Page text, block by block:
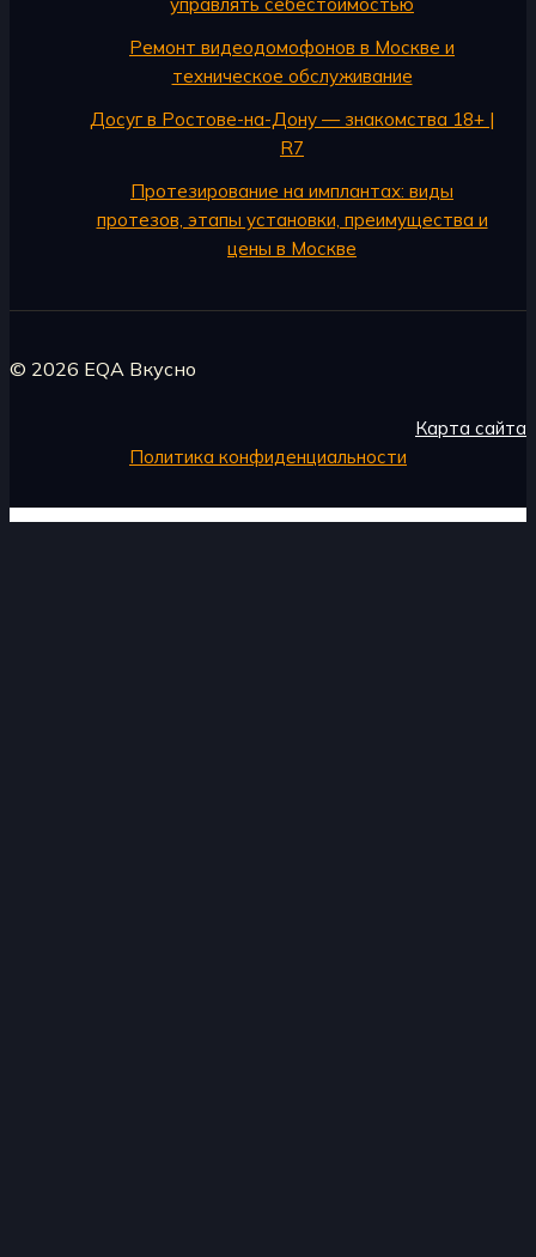
Ремонт видеодомофонов в Москве и
техническое обслуживание
Досуг в Ростове-на-Дону — знакомства 18+ |
R7
Протезирование на имплантах: виды
протезов, этапы установки, преимущества и
цены в Москве
© 2026 EQA Вкусно
Карта сайта
Политика конфиденциальности